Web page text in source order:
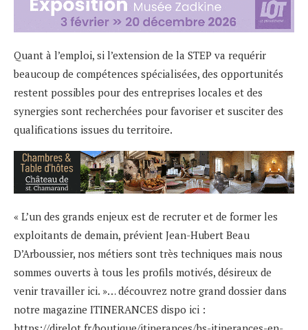
Quant à l’emploi, si l’extension de la STEP va requérir
beaucoup de compétences spécialisées, des opportunités
restent possibles pour des entreprises locales et des
synergies sont recherchées pour favoriser et susciter des
qualifications issues du territoire.
« L’un des grands enjeux est de recruter et de former les
exploitants de demain, prévient Jean-Hubert Beau
D’Arboussier, nos métiers sont très techniques mais nous
sommes ouverts à tous les profils motivés, désireux de
venir travailler ici. »… découvrez notre grand dossier dans
notre magazine ITINERANCES dispo ici :